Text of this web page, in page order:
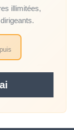
illimitées,
puis